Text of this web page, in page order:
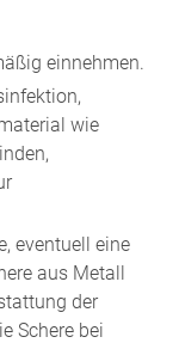
einnehmen.
wie
eventuell eine
aus Metall
der
Schere bei